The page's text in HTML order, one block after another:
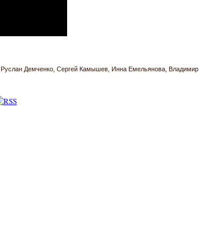
Руслан Демченко Сергей Камышев Инна Емельянова Владимир